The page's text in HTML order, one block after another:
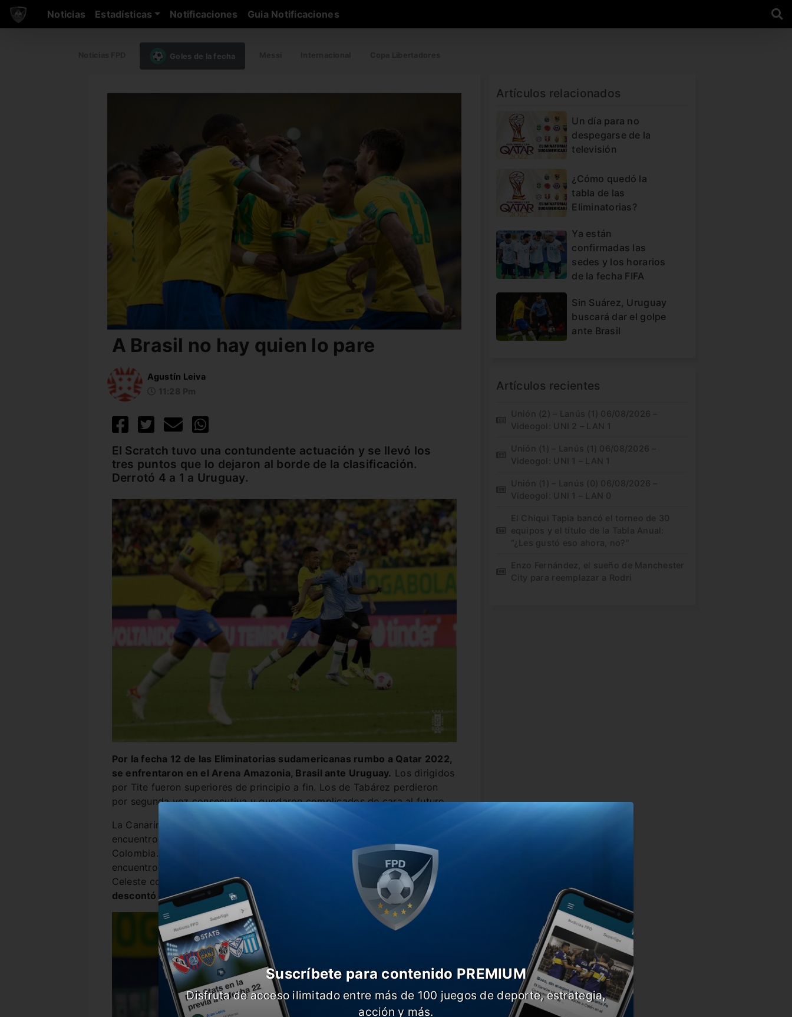
Noticias Estadísticas Notificaciones Guia Notificaciones
Goles de la fecha
A Brasil no hay quien lo pare
Agustín Leiva
El Scratch tuvo una contundente actuación y se llevó los
tres puntos que lo dejaron al borde de la clasificación.
Derrotó 4 a 1 a Uruguay.
Por la fecha 12 de las Eliminatorias sudamericanas rumbo a Qatar 2022,
se enfrentaron en el Arena Amazonia, Brasil ante Uruguay. Los dirigidos
por Tite fueron superiores de principio a fin. Los de Tabárez perdieron
por segunda vez consecutiva y quedaron complicados de cara al futuro.
La Canarinha llegaba al partido invicto y habiendo ganado todos los
encuentros que disputó en las Eliminatorias menos el último ante
Colombia.
Brasil logró tener un gran
encuentro y dominó de principio a fin. Los de Tite vencieron4 a 1
a la
Celeste con goles deNeymar, Raphina por duplicado y Gabigol, Suarez
descontó para la visita.
Artículos relacionados
Un día para no
despegarse de la
televisión
¿Cómo quedó la
tabla de las
Eliminatorias?
Ya están
confirmadas las
sedes y los horarios
de la fecha FIFA
Sin Suárez, Uruguay
buscará dar el golpe
ante Brasil
Artículos recientes
Unión (2) – Lanús (1) 06/08/2026 –
Videogol: UNI 2 – LAN 1
Unión (1) – Lanús (1) 06/08/2026 –
Videogol: UNI 1 – LAN 1
Unión (1) – Lanús (0) 06/08/2026 –
Videogol: UNI 1 – LAN 0
El Chiqui Tapia bancó el torneo de 30
equipos y el título de la Tabla Anual:
“¿Les gustó eso ahora, no?”
Enzo Fernández, el sueño de Manchester
City para reemplazar a Rodri
Suscríbete para contenido PREMIUM
Disfruta de acceso ilimitado entre más de 100 juegos de deporte, estrategia,
acción y más.